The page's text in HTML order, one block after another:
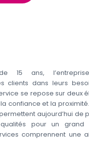
15 ans,
clients dans leurs
se repose sur deux
confiance et la
aujourd’hui de
pour un grand
comprennent une